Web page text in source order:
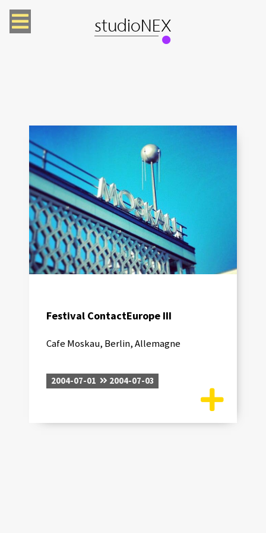
studioNEX
Festival ContactEurope III
Cafe Moskau, Berlin, Allemagne
2004-07-01 2004-07-03